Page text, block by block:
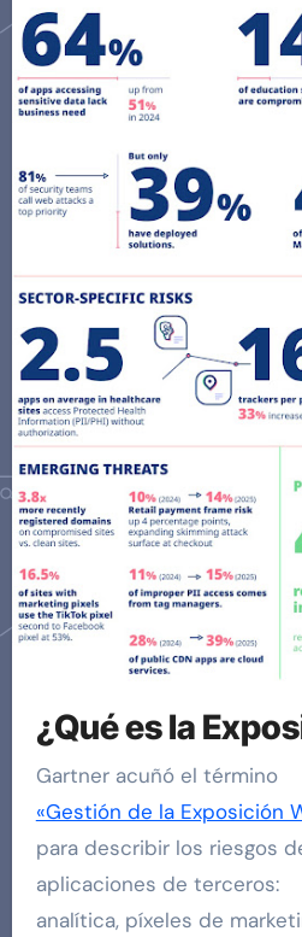
¿Qué es la
Gartner acuñó el término
«Gestión de la Exposición
para describir los riesgos
aplicaciones de terceros:
analítica, píxeles de